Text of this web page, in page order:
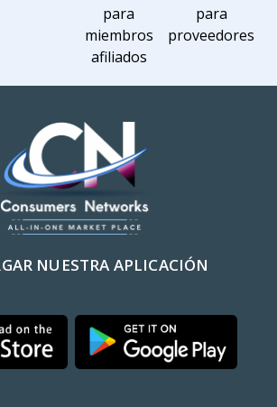
para
miembros
afiliados
para
proveedores
NUESTRA APLICACIÓN